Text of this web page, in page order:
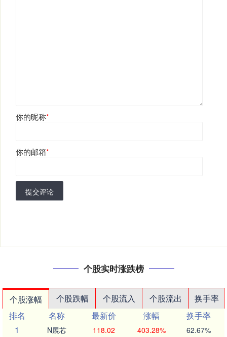
你的昵称*
你的邮箱*
提交评论
个股实时涨跌榜
个股涨幅 个股跌幅 个股流入 个股流出
换手率
排名
名称 最新价 涨幅
换手率
1
N展芯 118.02 403.28% 62.67%